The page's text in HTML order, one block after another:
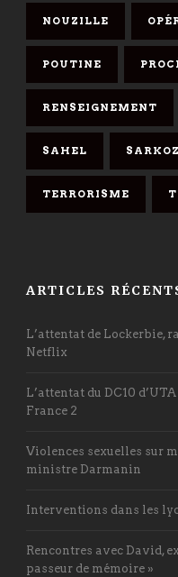
NOUZILLE
POUTINE
RENSEIGNEMENT
SAHEL
TERRORISME
ARTICLES
L’attentat de Lockerbie,
Netflix
L’attentat du DC10
France 2
Violences sexuelles sur
ministre Darmanin
Interventions dans les
Rencontres avec David,
passeur de mémoire »